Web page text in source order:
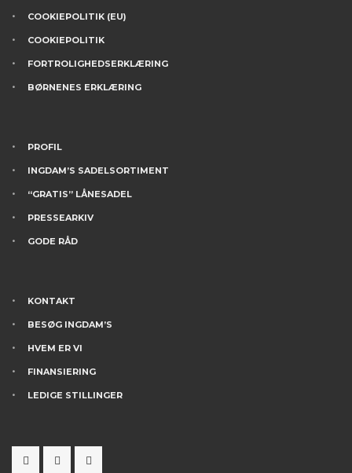
COOKIEPOLITIK (EU)
COOKIEPOLITIK
FORTROLIGHEDSERKLÆRING
BØRNENES ERKLÆRING
PROFIL
INGDAM’S SADELSORTIMENT
“GRATIS” LÅNESADEL
PRESSEARKIV
GODE RÅD
KONTAKT
BESØG INGDAM’S
HVEM ER VI
FINANSIERING
LEDIGE STILLINGER